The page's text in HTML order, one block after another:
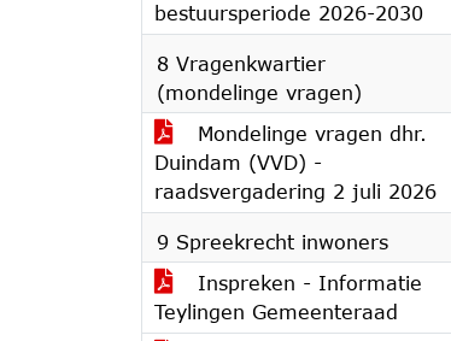
bestuursperiode 2026-2030
8 Vragenkwartier
(mondelinge vragen)
Mondelinge vragen dhr.
Duindam (VVD) -
raadsvergadering 2 juli 2026
9 Spreekrecht inwoners
Inspreken - Informatie
Teylingen Gemeenteraad